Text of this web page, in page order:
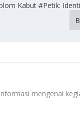
Kabut #Petik:
mengenai